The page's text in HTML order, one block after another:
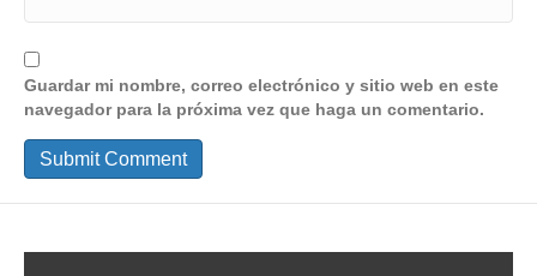
Guardar mi nombre, correo electrónico y sitio web en este
navegador para la próxima vez que haga un comentario.